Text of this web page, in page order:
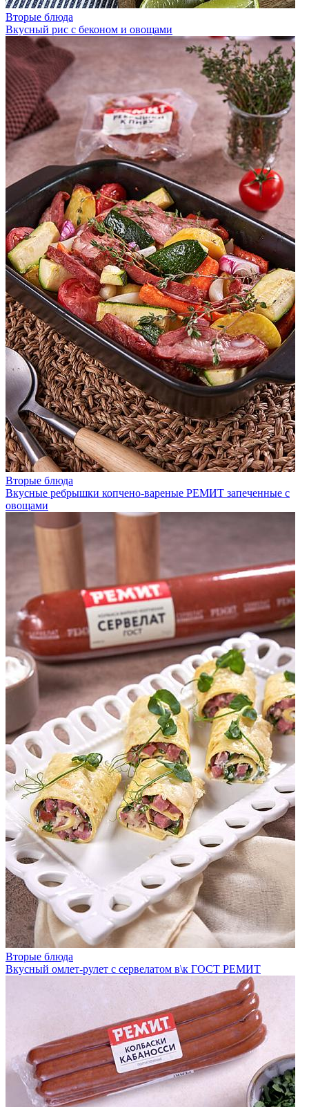
Вторые блюда
Вкусный рис с беконом и овощами
Вторые блюда
Вкусные ребрышки копчено-вареные РЕМИТ запеченные с
овощами
Вторые блюда
Вкусный омлет-рулет с сервелатом в\к ГОСТ РЕМИТ